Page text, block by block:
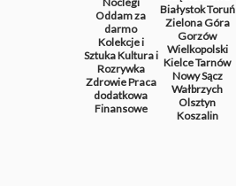
Oddam za
darmo
Kolekcje i
SztukaKultura i
Rozrywka
ZdrowiePraca
dodatkowa
Finansowe
BiałystokToruń
Zielona Góra
Gorzów
Wielkopolski
KielceTarnów
Nowy Sącz
Wałbrzych
Olsztyn
Koszalin